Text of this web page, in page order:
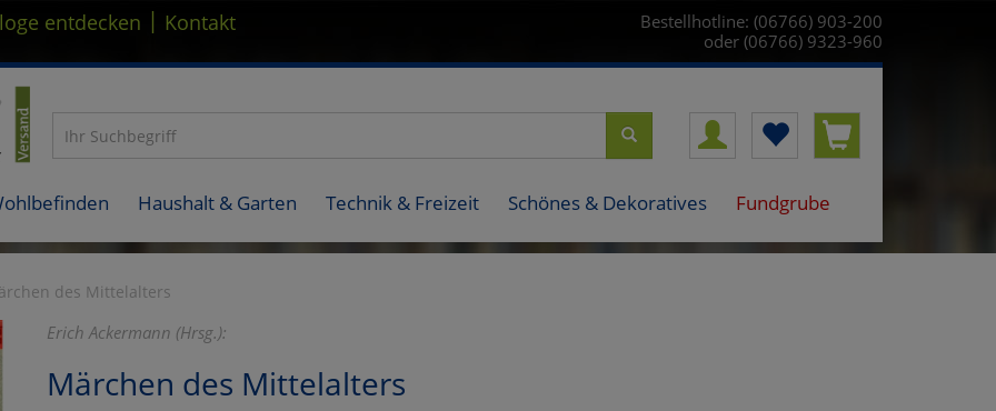
entdecken | Kontakt
Bestellhotline: (06766) 903-200
oder (06766) 9323-960
Haushalt & Garten Technik & Freizeit Schönes & Dekoratives Fundgrube
des Mittelalters
Erich Ackermann (Hrsg.):
Märchen des Mittelalters